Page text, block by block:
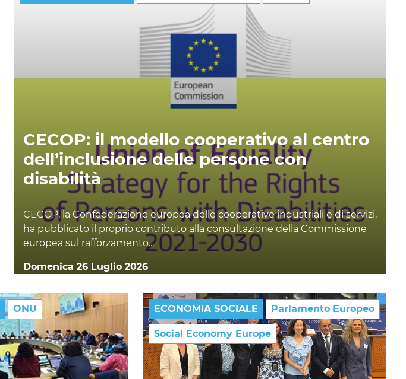
CECOP: il modello cooperativo al centro
dell’inclusione delle persone con
disabilità
CECOP, la Confederazione europea delle cooperative industriali e di servizi,
ha pubblicato il proprio contributo alla consultazione della Commissione
europea sul rafforzamento...
Domenica 26 Luglio 2026
ONU ECONOMIA SOCIALE Parlamento Europeo
Social Economy Europe